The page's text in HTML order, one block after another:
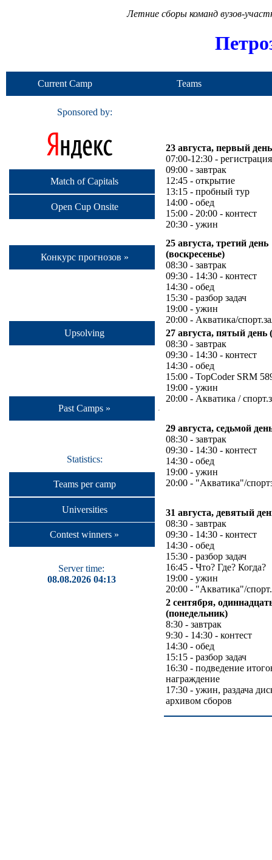
Летние сборы команд вузов-
Current Camp Teams
Sponsored by:
Match of Capitals
Open Cup Onsite
Конкурс прогнозов »
Upsolving
Past Camps »
Statistics:
Teams per camp
Universities
Contest winners »
Server time:
08.08.2026 04:13
23 августа, первый
07:00-12:30 -
09:00 - завтрак
12:45 - открытие
13:15 - пробный тур
14:00 - обед
15:00 - 20:00 - контест
20:30 - ужин
25 августа, третий день
(воскресенье)
08:30 - завтрак
09:30 - 14:30 - контест
14:30 - обед
15:30 - разбор задач
19:00 - ужин
20:00 - Акватика/
27 августа, пятый день
08:30 - завтрак
09:30 - 14:30 - контест
14:30 - обед
15:00 - TopCoder SRM
19:00 - ужин
20:00 - Акватика /
29 августа, седьмой
08:30 - завтрак
09:30 - 14:30 - контест
14:30 - обед
19:00 - ужин
20:00 - "Акватика"/
31 августа, девятый
08:30 - завтрак
09:30 - 14:30 - контест
14:30 - обед
15:30 - разбор задач
16:45 - Что? Где? Когда?
19:00 - ужин
20:00 - "Акватика"/
2 сентября,
(понедельник)
8:30 - завтрак
9:30 - 14:30 - контест
14:30 - обед
15:15 - разбор задач
16:30 - подведение
награждение
17:30 - ужин, раздача
архивом сборов